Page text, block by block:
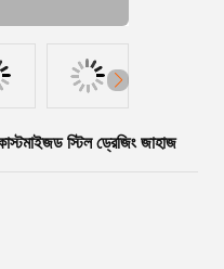
স্টিল ড্রেজিং জাহাজ